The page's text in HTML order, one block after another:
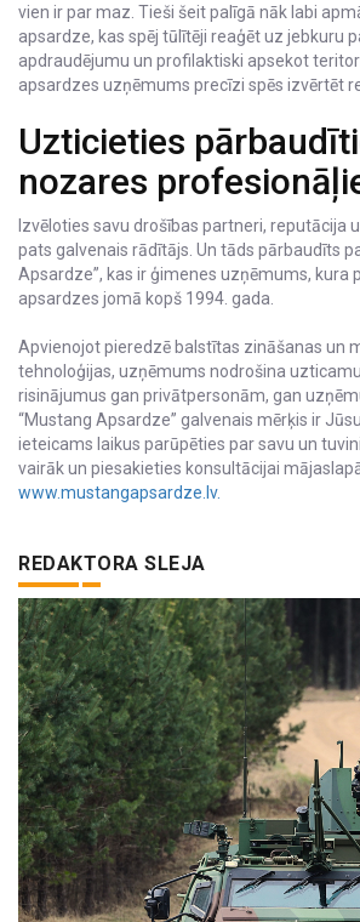
vien ir par maz. Tieši šeit palīgā nāk labi
apsardze, kas spēj tūlītēji reaģēt uz jebkuru
apdraudējumu un profilaktiski apsekot
apsardzes uzņēmums precīzi spēs izvērtēt
Uzticieties
nozares
Izvēloties savu drošības partneri, reputācija
pats galvenais rādītājs. Un tāds pārbaudīts
Apsardze”, kas ir ģimenes uzņēmums, kura
apsardzes jomā kopš 1994. gada.
Apvienojot pieredzē balstītas zināšanas un
tehnoloģijas, uzņēmums nodrošina
risinājumus gan privātpersonām, gan
“Mustang Apsardze” galvenais mērķis ir
ieteicams laikus parūpēties par savu un
vairāk un piesakieties konsultācijai
www.mustangapsardze.lv.
REDAKTORA SLEJA